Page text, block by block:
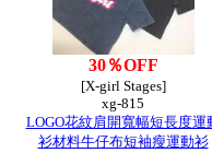
30％OFF
[X-girl Stages]
xg-815
LOGO花紋肩開寬幅短長度運
衫材料牛仔布短袖瘦運動衫